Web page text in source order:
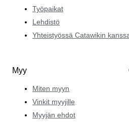
Työpaikat
Lehdistö
Yhteistyössä Catawikin
Myy
Miten myyn
Vinkit myyjille
Myyjän ehdot